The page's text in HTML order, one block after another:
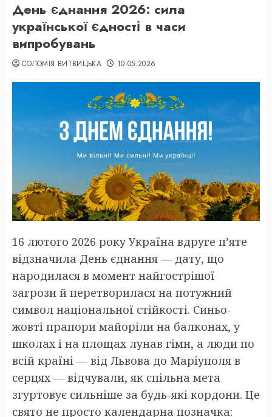
День єднання 2026: сила
української єдності в часи
випробувань
СОЛОМІЯ ВИТВИЦЬКА 10.05.2026
16 лютого 2026 року Україна вдруге п’яте
відзначила День єднання — дату, що
народилася в момент найгострішої
загрози й перетворилася на потужний
символ національної стійкості. Синьо-
жовті прапори майоріли на балконах, у
школах і на площах лунав гімн, а люди по
всій країні — від Львова до Маріуполя в
серцях — відчували, як спільна мета
згуртовує сильніше за будь-які кордони. Це
свято не просто календарна позначка: